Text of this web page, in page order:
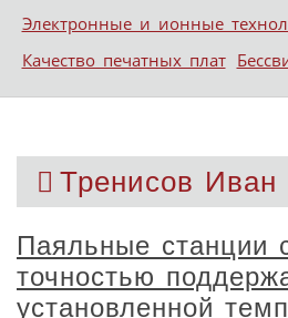
Электронные и ионные
Качество печатных плат
Тренисов Иван
Паяльные станции
точностью
установленной